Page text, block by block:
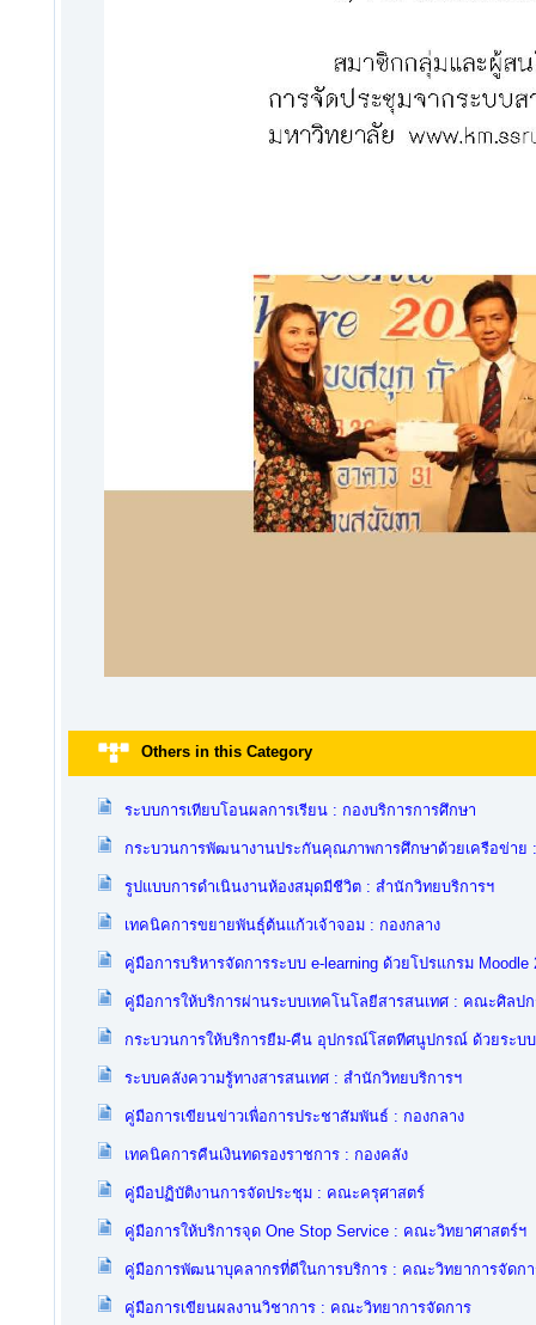
Others in this Category
ระบบการเทียบโอนผลการเรียน : กองบริการการศึกษา
กระบวนการพัฒนางานประกันคุณภาพการศึกษาด้วยเครือข่าย
รูปแบบการดำเนินงานห้องสมุดมีชีวิต : สำนักวิทยบริการฯ
เทคนิคการขยายพันธุ์ต้นแก้วเจ้าจอม : กองกลาง
คู่มือการบริหารจัดการระบบ e-learning ด้วยโปรแกรม
คู่มือการให้บริการผ่านระบบเทคโนโลยีสารสนเทศ : คณะศิลป
กระบวนการให้บริการยืม-คืน อุปกรณ์โสตทีศนูปกรณ์ ด้วยระบ
ระบบคลังความรู้ทางสารสนเทศ : สำนักวิทยบริการฯ
คู่มือการเขียนข่าวเพื่อการประชาสัมพันธ์ : กองกลาง
เทคนิคการคืนเงินทดรองราชการ : กองคลัง
คู่มือปฏิบัติงานการจัดประชุม : คณะครุศาสตร์
คู่มือการให้บริการจุด One Stop Service : คณะวิทยาศาสตร์ฯ
คู่มือการพัฒนาบุคลากรที่ดีในการบริการ : คณะวิทยาการจัดก
คู่มือการเขียนผลงานวิชาการ : คณะวิทยาการจัดการ